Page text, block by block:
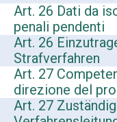
Art. 26 Dati da
penali pendenti
Art. 26
Strafverfahren
Art. 27
direzione del
Art. 27